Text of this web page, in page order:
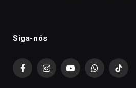
Siga-nós
FacebookInstagramYouTubeWhatsAppTikTok